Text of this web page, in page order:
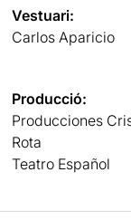
Vestuari:
Carlos Aparicio
Producció:
Producciones
Rota
Teatro Español